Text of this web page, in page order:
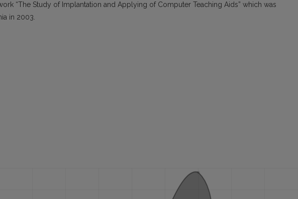
“The Study of Implantation and Applying of Computer Teaching Aids” which was
in 2003.